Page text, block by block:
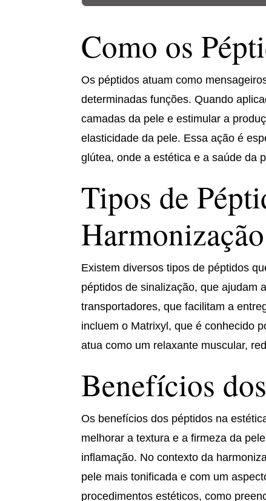
Como os
Os péptidos atuam como
determinadas funções. Quando
camadas da pele e estimular a
elasticidade da pele. Essa ação é
glútea, onde a estética e a saúde da
Tipos de
Existem diversos tipos de péptidos
péptidos de sinalização, que ajudam
transportadores, que facilitam a
incluem o Matrixyl, que é conhecido
atua como um relaxante muscular,
Benefícios
Os benefícios dos péptidos na
melhorar a textura e a firmeza da
inflamação. No contexto da
pele mais tonificada e com um
procedimentos estéticos, como